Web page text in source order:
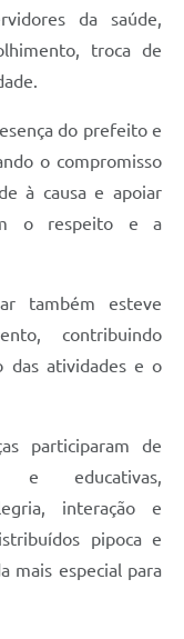
da saúde,
troca de
do prefeito e
o compromisso
à causa e apoiar
o respeito e a
também esteve
contribuindo
das atividades e o
participaram de
e educativas,
interação e
pipoca e
mais especial para